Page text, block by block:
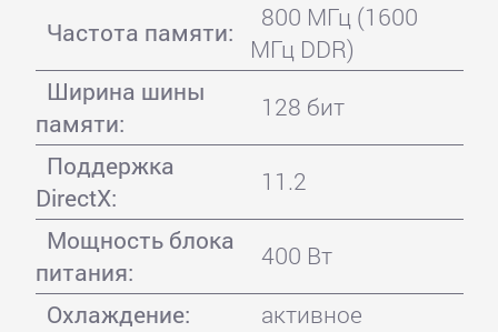
Частота памяти:
800 МГц (1600
МГц DDR)
Ширина шины
памяти:
128 бит
Поддержка
DirectX:
11.2
Мощность блока
питания:
400 Вт
Охлаждение:
активное